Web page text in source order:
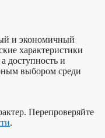
и экономичный
характеристики
доступность и
выбором среди
Перепроверяйте
.